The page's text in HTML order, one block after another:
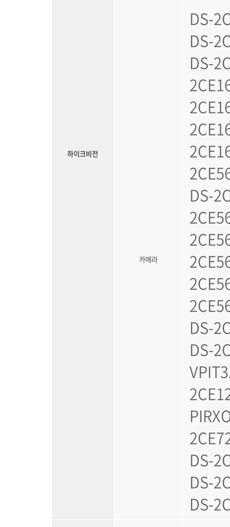
하이크비전
카메라
DS-
DS-
DS-
DS-
DS-
DS-
DS-
DS-
DS-